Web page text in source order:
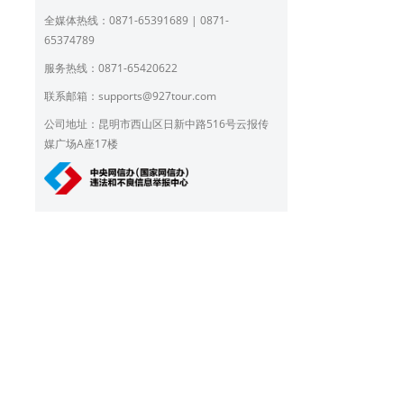
员会
全媒体热线：0871-65391689 | 0871-
65374789
服务热线：0871-65420622
联系邮箱： supports@927tour.com
公司地址：昆明市西山区日新中路516号云报传
媒广场A座17楼